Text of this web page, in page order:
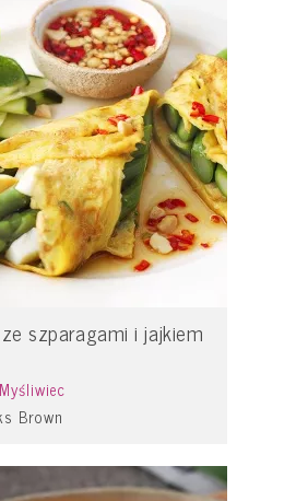
szparagami i jajkiem
Brown